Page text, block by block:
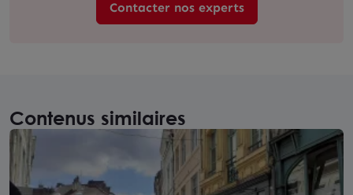
Contacter nos experts
Contenus similaires